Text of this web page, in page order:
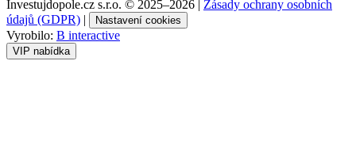
Investujdopole.cz s.r.o. © 2025–2026 | Zásady ochrany osobních
údajů (GDPR) | Nastavení cookies
Vyrobilo: B interactive
VIP nabídka